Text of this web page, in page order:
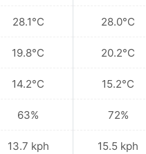
28.1°C
19.8°C
14.2°C
63%
13.7 kph
28.0°C
20.2°C
15.2°C
72%
15.5 kph